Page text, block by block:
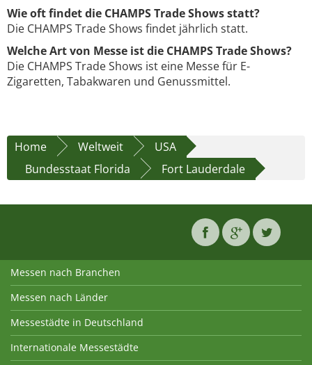
Wie oft findet die CHAMPS Trade Shows statt?
Die CHAMPS Trade Shows findet jährlich statt.
Welche Art von Messe ist die CHAMPS Trade Shows?
Die CHAMPS Trade Shows ist eine Messe für E-
Zigaretten, Tabakwaren und Genussmittel.
Home Weltweit
USA
Bundesstaat Florida
Fort Lauderdale
Messen nach Branchen
Messen nach Länder
Messestädte in Deutschland
Internationale Messestädte